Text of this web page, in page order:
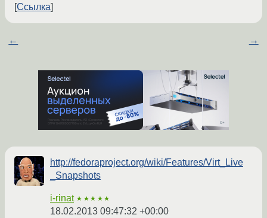
Ссылка
← →
http://fedoraproject.org/wiki/Features/Virt_Live
_Snapshots
i-rinat ★★★★★
18.02.2013 09:47:32 +00:00